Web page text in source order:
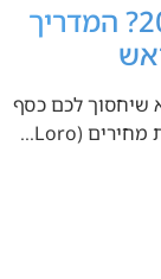
איך לבחור חבילת סלולר ב-2026? המדריך
המדריך המלא שיחסוך לכם כסף